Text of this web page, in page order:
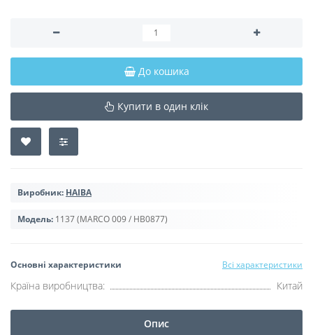
До кошика
Купити в один клік
Виробник: HAIBA
Модель: 1137 (MARCO 009 / HB0877)
Основні характеристики Всі характеристики
Країна виробництва: Китай
Опис